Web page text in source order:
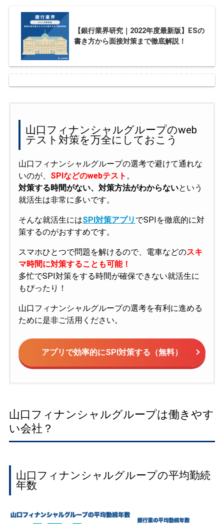
【銀行業界研究｜2022年度最新版】ESの
書き方から面接対策まで徹底解説！
山口フィナンシャルグループのweb
テスト対策を万全にしておこう
山口フィナンシャルグループの選考で避けて通れな
いのが、 SPIなどのwebテスト 。
対策する時間がない、対策方法がわからないという
就活生は非常に多いです。
そんな就活生にはSPI対策アプリ でSPIを徹底的に対
策するのがおすすめです。
スマホひとつで問題を解けるので、電車などのスキ
マ時間に対策することも可能！
多忙でSPI対策をする時間が確保できない就活生に
もぴったり！
山口フィナンシャルグループの選考を有利に進める
ために是非ご活用ください。
アプリで効率的にSPI対策する（無料）
山口フィナンシャルグループは働きやす
い会社？
山口フィナンシャルグループの平均勤続
年数